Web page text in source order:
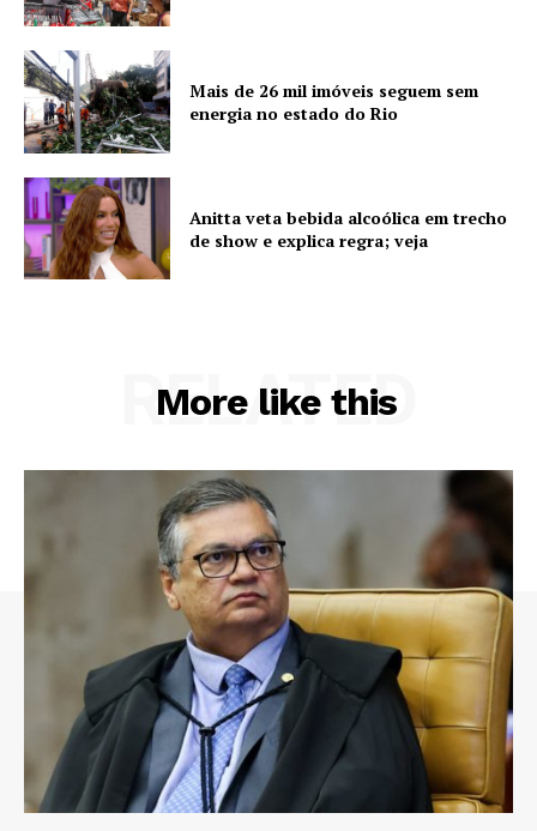
Mais de 26 mil imóveis seguem sem
energia no estado do Rio
Anitta veta bebida alcoólica em trecho
de show e explica regra; veja
More like this
RELATED